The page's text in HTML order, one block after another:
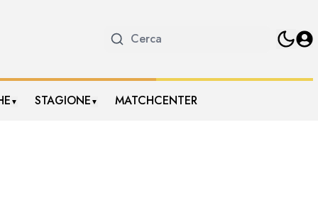
▼ STAGIONE ▼ MATCHCENTER